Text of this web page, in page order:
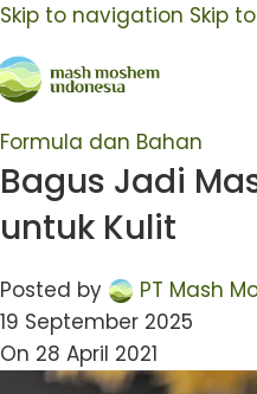
Skip to navigation Skip
Formula dan Bahan
Bagus Jadi
untuk Kulit
Posted by
PT Mash
19 September 2025
On 28 April 2021